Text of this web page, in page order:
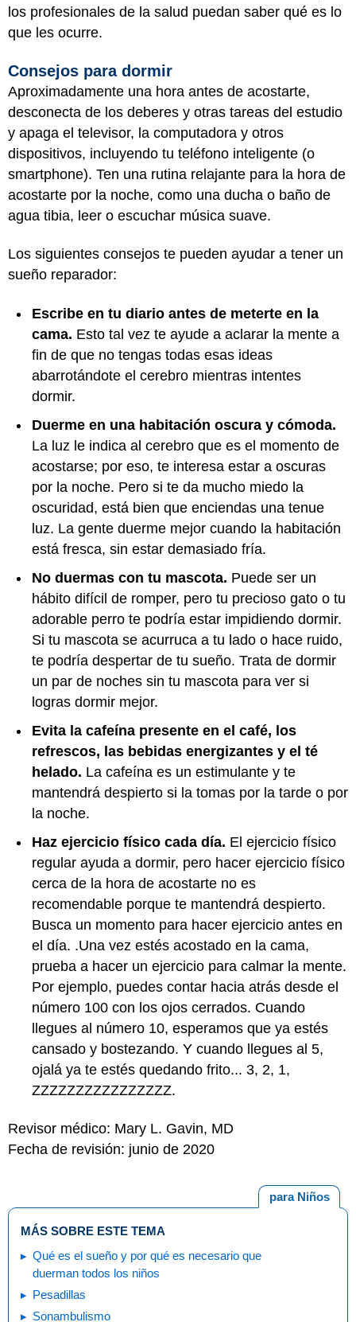
los profesionales de la salud puedan saber qué es lo
que les ocurre.
Consejos para dormir
Aproximadamente una hora antes de acostarte,
desconecta de los deberes y otras tareas del estudio
y apaga el televisor, la computadora y otros
dispositivos, incluyendo tu teléfono inteligente (o
smartphone). Ten una rutina relajante para la hora de
acostarte por la noche, como una ducha o baño de
agua tibia, leer o escuchar música suave.
Los siguientes consejos te pueden ayudar a tener un
sueño reparador:
Escribe en tu diario antes de meterte en la
cama. Esto tal vez te ayude a aclarar la mente a
fin de que no tengas todas esas ideas
abarrotándote el cerebro mientras intentes
dormir.
Duerme en una habitación oscura y cómoda.
La luz le indica al cerebro que es el momento de
acostarse; por eso, te interesa estar a oscuras
por la noche. Pero si te da mucho miedo la
oscuridad, está bien que enciendas una tenue
luz. La gente duerme mejor cuando la habitación
está fresca, sin estar demasiado fría.
No duermas con tu mascota. Puede ser un
hábito difícil de romper, pero tu precioso gato o tu
adorable perro te podría estar impidiendo dormir.
Si tu mascota se acurruca a tu lado o hace ruido,
te podría despertar de tu sueño. Trata de dormir
un par de noches sin tu mascota para ver si
logras dormir mejor.
Evita la cafeína presente en el café, los
refrescos, las bebidas energizantes y el té
helado. La cafeína es un estimulante y te
mantendrá despierto si la tomas por la tarde o por
la noche.
Haz ejercicio físico cada día. El ejercicio físico
regular ayuda a dormir, pero hacer ejercicio físico
cerca de la hora de acostarte no es
recomendable porque te mantendrá despierto.
Busca un momento para hacer ejercicio antes en
el día. .Una vez estés acostado en la cama,
prueba a hacer un ejercicio para calmar la mente.
Por ejemplo, puedes contar hacia atrás desde el
número 100 con los ojos cerrados. Cuando
llegues al número 10, esperamos que ya estés
cansado y bostezando. Y cuando llegues al 5,
ojalá ya te estés quedando frito... 3, 2, 1,
ZZZZZZZZZZZZZZZZ.
Revisor médico: Mary L. Gavin, MD
Fecha de revisión: junio de 2020
para Niños
MÁS SOBRE ESTE TEMA
Qué es el sueño y por qué es necesario que
duerman todos los niños
Pesadillas
Sonambulismo